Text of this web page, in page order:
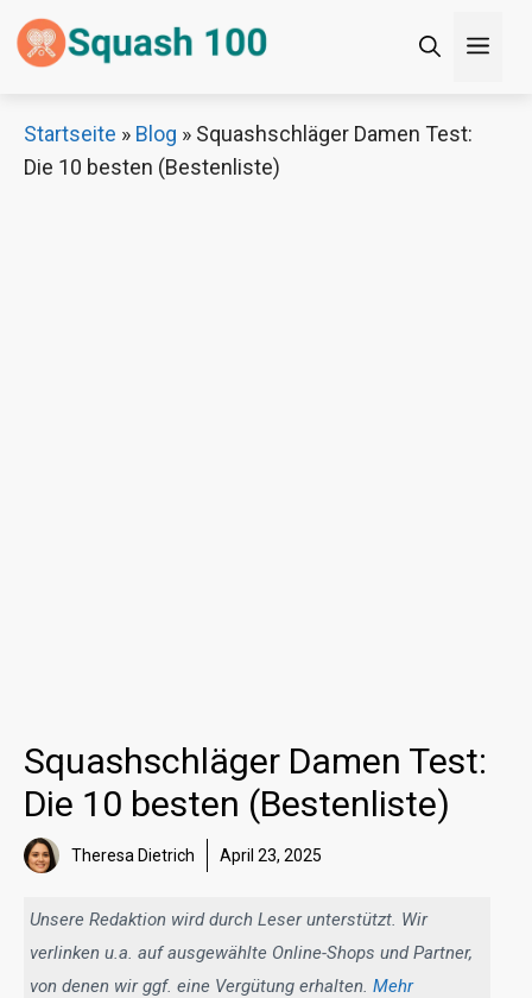
Zum
Inhalt
Startseite » Blog » Squashschläger Damen Test:
Die 10 besten (Bestenliste)
Squashschläger Damen Test:
Die 10 besten (Bestenliste)
Theresa Dietrich April 23, 2025
Unsere Redaktion wird durch Leser unterstützt. Wir
verlinken u.a. auf ausgewählte Online-Shops und Partner,
von denen wir ggf. eine Vergütung erhalten. Mehr
Decathlon Sale